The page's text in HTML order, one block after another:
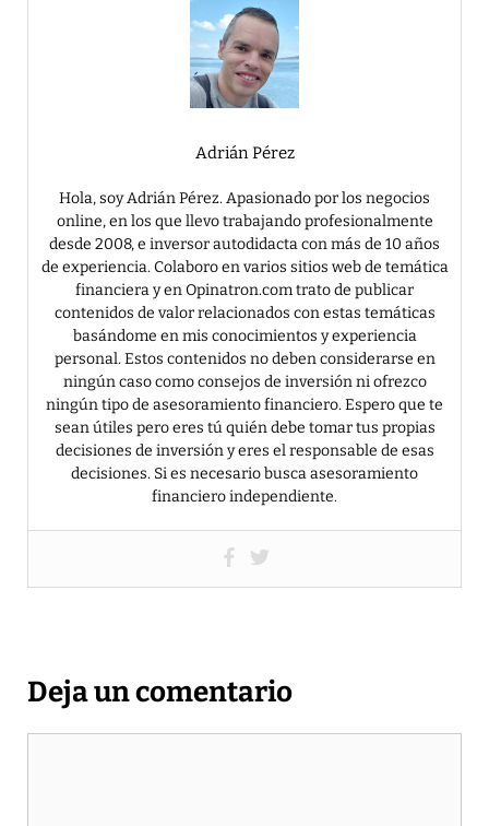
Adrián Pérez
Hola, soy Adrián Pérez. Apasionado por los negocios
online, en los que llevo trabajando profesionalmente
desde 2008, e inversor autodidacta con más de 10 años
de experiencia. Colaboro en varios sitios web de temática
financiera y en Opinatron.com trato de publicar
contenidos de valor relacionados con estas temáticas
basándome en mis conocimientos y experiencia
personal. Estos contenidos no deben considerarse en
ningún caso como consejos de inversión ni ofrezco
ningún tipo de asesoramiento financiero. Espero que te
sean útiles pero eres tú quién debe tomar tus propias
decisiones de inversión y eres el responsable de esas
decisiones. Si es necesario busca asesoramiento
financiero independiente.
Deja un comentario